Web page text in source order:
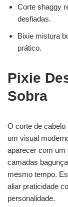
Corte shaggy
desfiadas.
Bixie mistura
prático.
Pixie
Sobra
O corte de cabelo
um visual
aparecer com um
camadas
mesmo tempo.
aliar praticidade
personalidade.